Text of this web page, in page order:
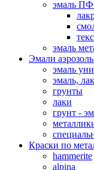
эмаль
текс
эмаль
Эмали
эмаль
эмаль,
грунты
лаки
грунт -
Краски по
hammerite
alpina